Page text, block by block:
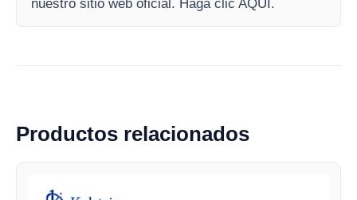
nuestro sitio web oficial. Haga clic AQUI.
Productos relacionados